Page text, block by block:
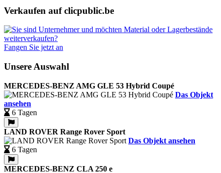
Verkaufen auf clicpublic.be
Fangen Sie jetzt an
Unsere Auswahl
MERCEDES-BENZ AMG GLE 53 Hybrid Coupé
Das Objekt
ansehen
6 Tagen
LAND ROVER Range Rover Sport
Das Objekt ansehen
6 Tagen
MERCEDES-BENZ CLA 250 e